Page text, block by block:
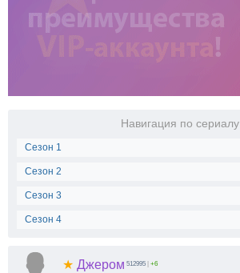
Навигация по сериалу
Сезон 1
Сезон 2
Сезон 3
Сезон 4
★ Джером 512995 +6